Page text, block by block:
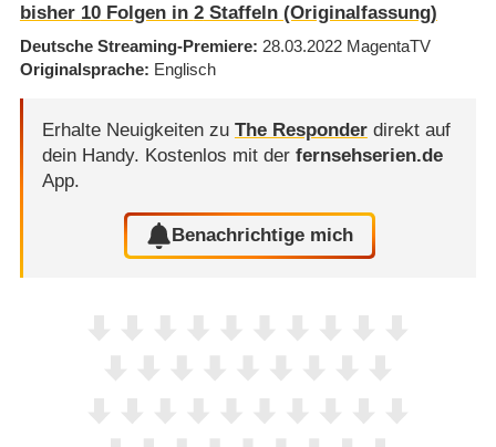
bisher 10Folgen in 2Staffeln (Originalfassung)
Deutsche Streaming-Premiere 28.03.2022 MagentaTV
Originalsprache Englisch
Erhalte Neuigkeiten zu The Responderdirekt auf
dein Handy. Kostenlos mit der fernsehserien.de
App.
Benachrichtige mich